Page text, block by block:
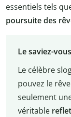
essentiels tels
poursuite des
Le saviez-
Le célèbre
pouvez le
seulement
véritable